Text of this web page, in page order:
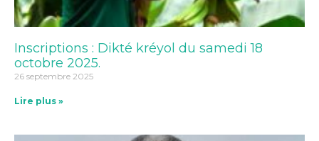
Inscriptions : Dikté kréyol du samedi 18
octobre 2025.
26 septembre 2025
Lire plus »